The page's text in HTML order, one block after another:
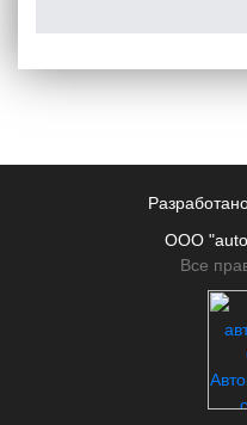
передней оптики и
моторного отсека, а
поверхность кузова
(нанокерамика, воск).
ООО "auto
Все